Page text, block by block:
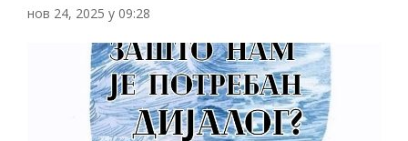
нов 24, 2025 у 09:28